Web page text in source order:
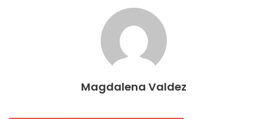
Magdalena Valdez